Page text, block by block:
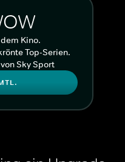
Kino.
Top-Serien.
Sky Sport